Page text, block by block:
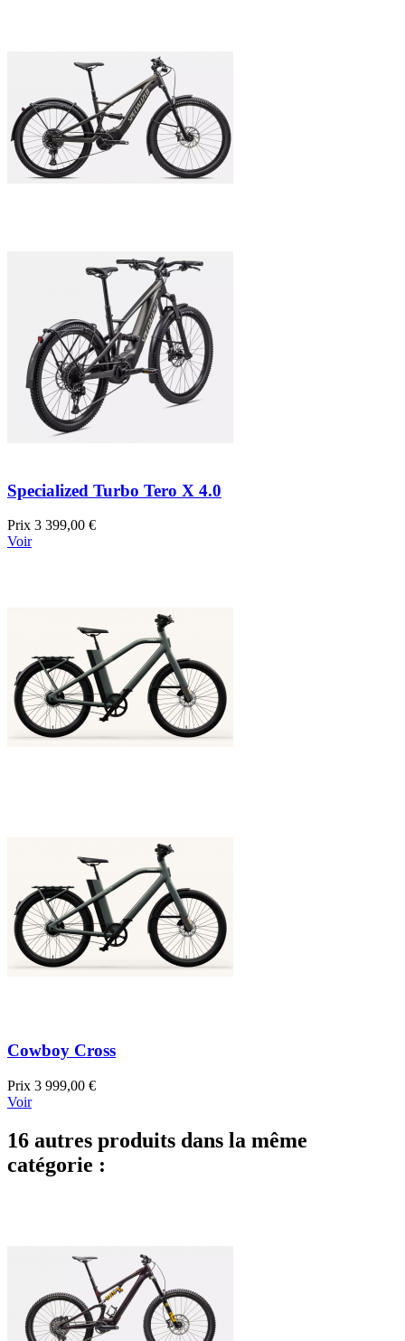
Specialized Turbo Tero X 4.0
Prix 3 399,00 €
Voir
Cowboy Cross
Prix 3 999,00 €
Voir
16 autres produits dans la même
catégorie :